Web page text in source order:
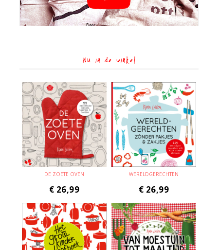
Nu in de winkel
DE ZOETE OVEN
€ 26,99
WERELDGERECHTEN
€ 26,99